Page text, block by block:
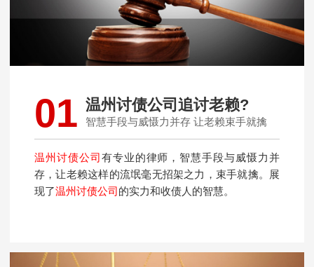
01 温州讨债公司追讨老赖?
智慧手段与威慑力并存 让老赖束手就擒
温州讨债公司有专业的律师，智慧手段与威慑力并
存，让老赖这样的流氓毫无招架之力，束手就擒。展
现了温州讨债公司的实力和收债人的智慧。